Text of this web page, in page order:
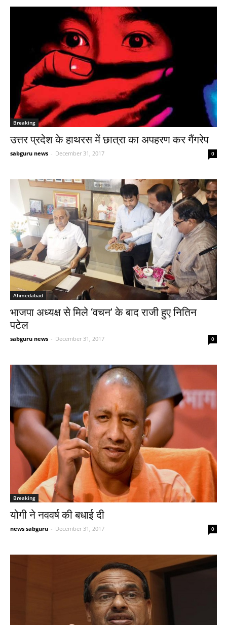
Breaking
उत्तर प्रदेश के हाथरस में छात्रा का अपहरण कर गैंगरेप
sabguru news - December 31, 2017 0
Ahmedabad
भाजपा अध्यक्ष से मिले ‘वचन’ के बाद राजी हुए नितिन
पटेल
sabguru news - December 31, 2017 0
Breaking
योगी ने नववर्ष की बधाई दी
news sabguru - December 31, 2017 0